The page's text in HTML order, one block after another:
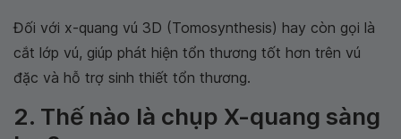
Đối với x-quang vú 3D (Tomosynthesis) hay còn gọi là
cắt lớp vú, giúp phát hiện tổn thương tốt hơn trên vú
đặc và hỗ trợ sinh thiết tổn thương.
2. Thế nào là chụp X-quang sàng